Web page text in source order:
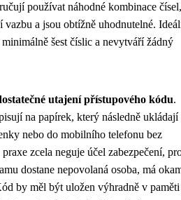
používat náhodné kombinace čísel,
vazbu a jsou obtížně uhodnutelné.
šest číslic a nevytváří žádný
utajení přístupového kódu.
na papírek, který následně ukládají
nebo do mobilního telefonu bez
zcela neguje účel zabezpečení,
dostane nepovolaná osoba, má
by měl být uložen výhradně v paměti